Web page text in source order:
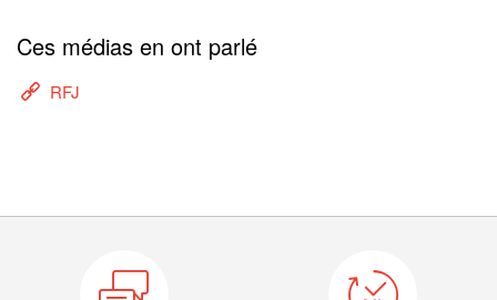
Ces médias en ont parlé
RFJ